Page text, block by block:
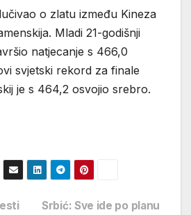
o zlatu između Kineza
Mladi 21-godišnji
natjecanje s 466,0
svjetski rekord za finale
je s 464,2 osvojio srebro.
Srbić: Sve ide po planu